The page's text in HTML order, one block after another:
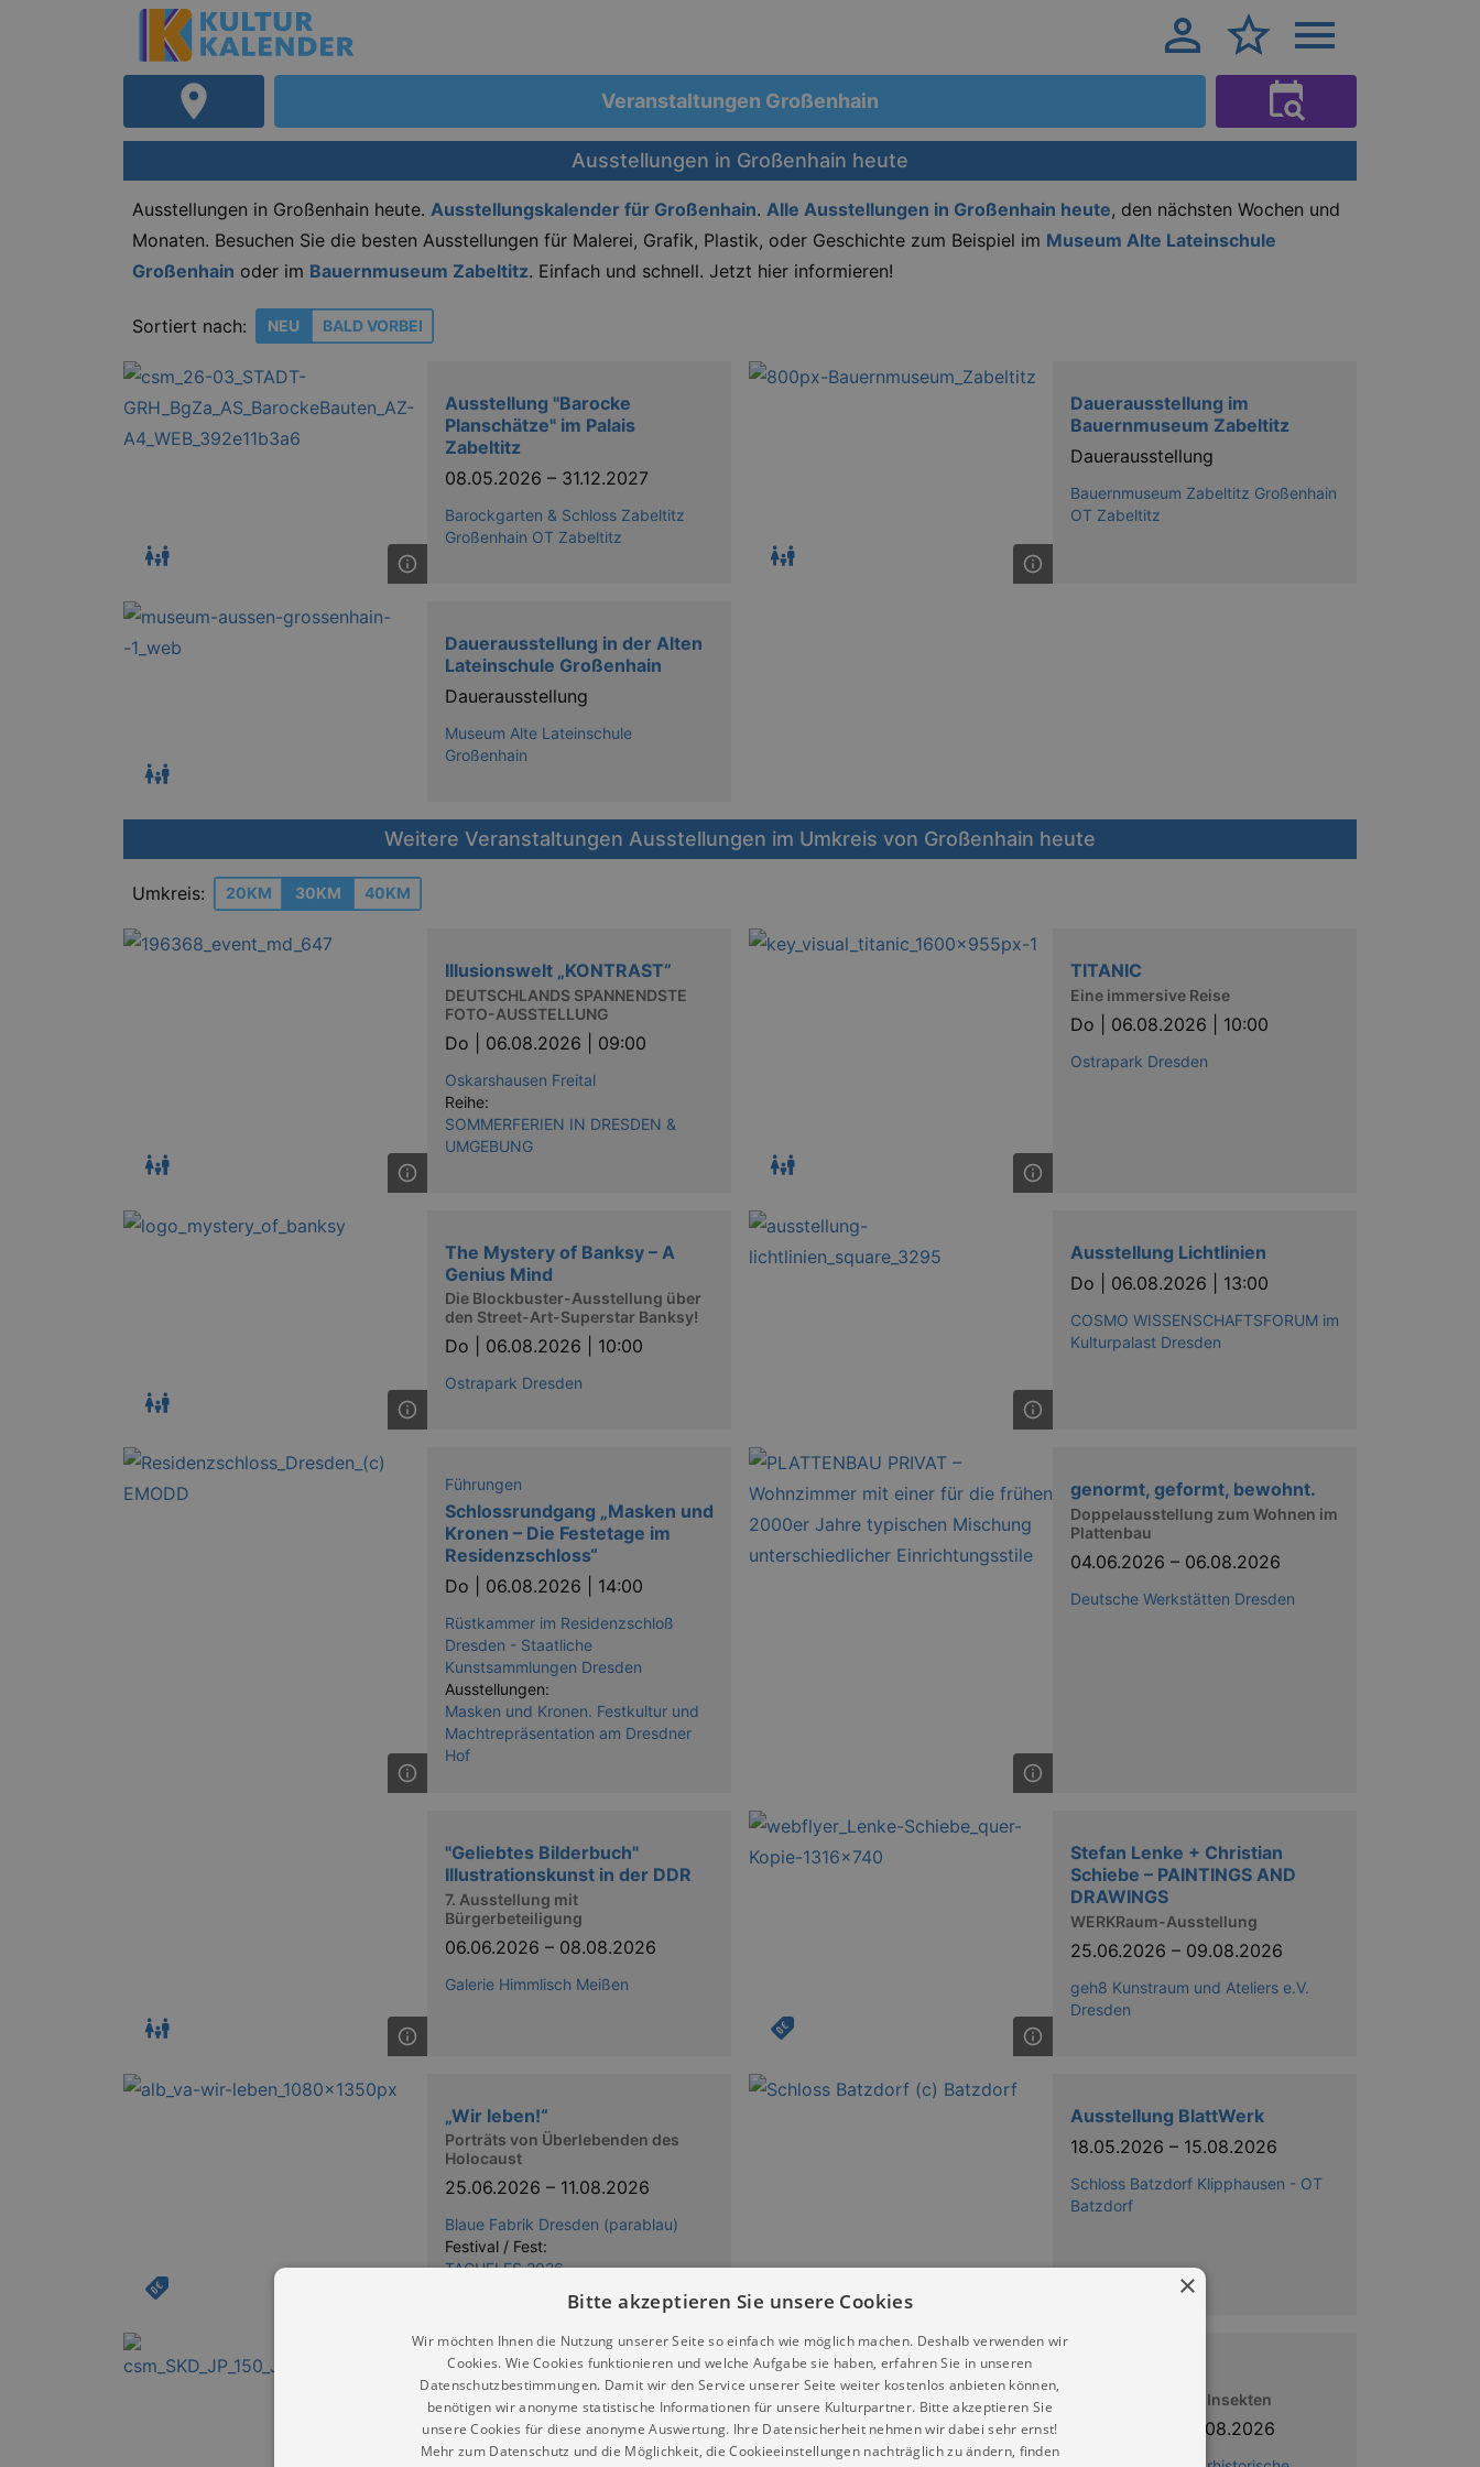
Veranstaltungen Großenhain
Ausstellungen in Großenhain heute
Ausstellungen in Großenhain heute. Ausstellungskalender für Großenhain. Alle Ausstellungen in Großenhain heute, den nächsten Wochen und
Monaten. Besuchen Sie die besten Ausstellungen für Malerei, Grafik, Plastik, oder Geschichte zum Beispiel im Museum Alte Lateinschule
Großenhain oder im Bauernmuseum Zabeltitz. Einfach und schnell. Jetzt hier informieren!
Sortiert nach: NEU BALD VORBEI
Ausstellung "Barocke
Planschätze" im Palais
Zabeltitz
08.05.2026 – 31.12.2027
Barockgarten & Schloss Zabeltitz
Großenhain OT Zabeltitz
Dauerausstellung im
Bauernmuseum Zabeltitz
Dauerausstellung
Bauernmuseum Zabeltitz Großenhain
OT Zabeltitz
Dauerausstellung in der Alten
Lateinschule Großenhain
Dauerausstellung
Museum Alte Lateinschule
Großenhain
Weitere Veranstaltungen Ausstellungen im Umkreis von Großenhain heute
Umkreis: 20KM 30KM 40KM
Illusionswelt „KONTRAST”
DEUTSCHLANDS SPANNENDSTE
FOTO-AUSSTELLUNG
Do | 06.08.2026 | 09:00
Oskarshausen Freital
Reihe:
SOMMERFERIEN IN DRESDEN &
UMGEBUNG
TITANIC
Eine immersive Reise
Do | 06.08.2026 | 10:00
Ostrapark Dresden
The Mystery of Banksy – A
Genius Mind
Die Blockbuster-Ausstellung über
den Street-Art-Superstar Banksy!
Do | 06.08.2026 | 10:00
Ostrapark Dresden
Ausstellung Lichtlinien
Do | 06.08.2026 | 13:00
COSMO WISSENSCHAFTSFORUM im
Kulturpalast Dresden
Führungen
Schlossrundgang „Masken und
Kronen – Die Festetage im
Residenzschloss“
Do | 06.08.2026 | 14:00
Rüstkammer im Residenzschloß
Dresden - Staatliche
Kunstsammlungen Dresden
Ausstellungen:
Masken und Kronen. Festkultur und
Machtrepräsentation am Dresdner
Hof
genormt, geformt, bewohnt.
Doppelausstellung zum Wohnen im
Plattenbau
04.06.2026 – 06.08.2026
Deutsche Werkstätten Dresden
"Geliebtes Bilderbuch"
Illustrationskunst in der DDR
7. Ausstellung mit
Bürgerbeteiligung
06.06.2026 – 08.08.2026
Galerie Himmlisch Meißen
Stefan Lenke + Christian
Schiebe – PAINTINGS AND
DRAWINGS
WERKRaum-Ausstellung
25.06.2026 – 09.08.2026
geh8 Kunstraum und Ateliers e.V.
Dresden
„Wir leben!“
Porträts von Überlebenden des
Holocaust
25.06.2026 – 11.08.2026
Blaue Fabrik Dresden (parablau)
Festival / Fest:
TACHELES 2026
Ausstellung BlattWerk
18.05.2026 – 15.08.2026
Schloss Batzdorf Klipphausen - OT
Batzdorf
150 Jahre Museum für
Völkerkunde Dresden
Einblicke – Geschichten – Stationen
24.10.2025–16.08.2026
Raum und Zeit für Insekten
16.08.2026
×
Bitte akzeptieren Sie unsere Cookies
Wir möchten Ihnen die Nutzung unserer Seite so einfach wie möglich machen. Deshalb verwenden wir
Cookies. Wie Cookies funktionieren und welche Aufgabe sie haben, erfahren Sie in unseren
Datenschutzbestimmungen. Damit wir den Service unserer Seite weiter kostenlos anbieten können,
benötigen wir anonyme statistische Informationen für unsere Kulturpartner. Bitte akzeptieren Sie
unsere Cookies für diese anonyme Auswertung. Ihre Datensicherheit nehmen wir dabei sehr ernst!
Mehr zum Datenschutz und die Möglichkeit, die Cookieeinstellungen nachträglich zu ändern, finden